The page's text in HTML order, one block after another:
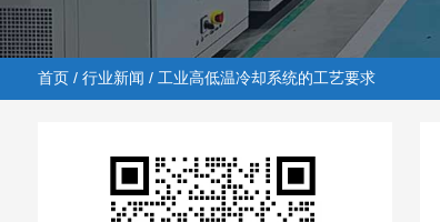
首页/ 行业新闻 / 工业高低温冷却系统的工艺要求